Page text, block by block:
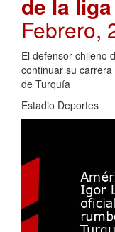
Febrero,
El defensor chileno
continuar su
de Turquía
Estadio Deportes